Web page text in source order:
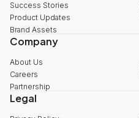
Success Stories
Product Updates
Brand Assets
Company
About Us
Careers
Partnership
Legal